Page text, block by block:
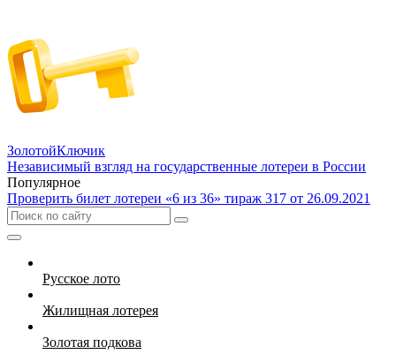
ЗолотойКлючик
Независимый взгляд на государственные лотереи в России
Популярное
Проверить билет лотереи «6 из 36» тираж 317 от 26.09.2021
Русское лото
Жилищная лотерея
Золотая подкова